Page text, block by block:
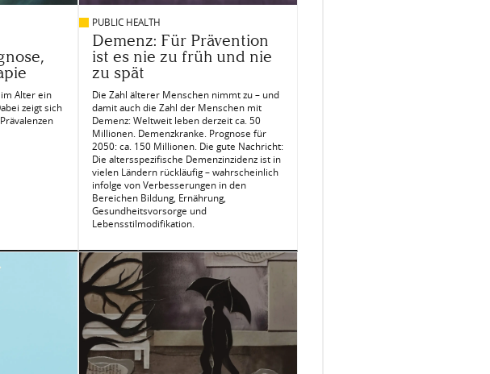
Alter ein
zeigt sich
PUBLIC HEALTH
Demenz: Für Prävention
ist es nie zu früh und nie
zu spät
Die Zahl älterer Menschen nimmt zu – und
damit auch die Zahl der Menschen mit
Demenz: Weltweit leben derzeit ca. 50
Millionen. Demenzkranke. Prognose für
2050: ca. 150 Millionen. Die gute Nachricht:
Die altersspezifische Demenzinzidenz ist in
vielen Ländern rückläufig – wahrscheinlich
infolge von Verbesserungen in den
Bereichen Bildung, Ernährung,
Gesundheitsvorsorge und
Lebensstilmodifikation.